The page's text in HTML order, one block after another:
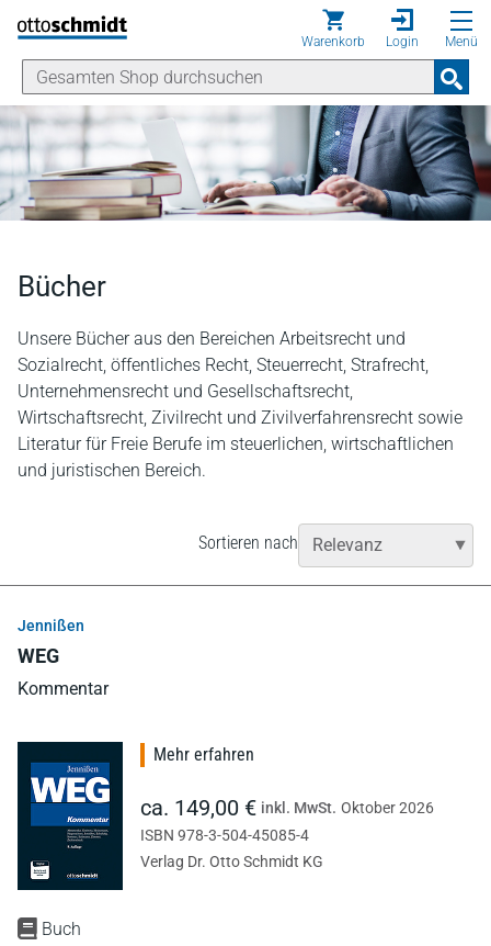
Direkt zum Inhalt
Warenkorb Login Menü
Bücher
Unsere Bücher aus den Bereichen Arbeitsrecht und
Sozialrecht, öffentliches Recht, Steuerrecht, Strafrecht,
Unternehmensrecht und Gesellschaftsrecht,
Wirtschaftsrecht, Zivilrecht und Zivilverfahrensrecht sowie
Literatur für Freie Berufe im steuerlichen, wirtschaftlichen
und juristischen Bereich.
Sortieren nach
Jennißen
WEG
Kommentar
Buch
Mehr erfahren
ca. 149,00 € inkl. MwSt. Oktober 2026
ISBN 978-3-504-45085-4
Verlag Dr. Otto Schmidt KG